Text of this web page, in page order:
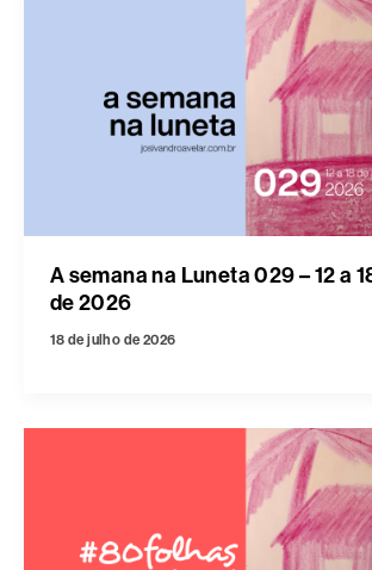
A semana na Luneta 029 – 12 a
de 2026
18 de julho de 2026